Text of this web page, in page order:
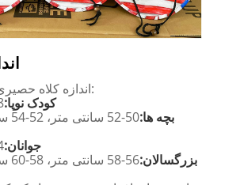
اندازه کلاه حصیری ما موجود است:
کودک نوپا:
بچه ها:
جوانان:
بزرگسالان: